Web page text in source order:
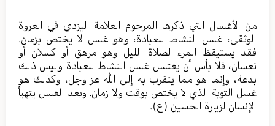
من الأغسال التي ذكرها المرحوم العلامة اليزدي في العروة
الوثقى، غسل النشاط للعبادة، وهو غسل لا يختص بزمان.
فقد يستيقظ المرء لصلاة الليل وهو مرهق أو كسلان أو
نعسان، فلا بأس أن يغتسل غسل النشاط للعبادة وليس ذلك
بدعة، وإنما هو مما يتقرب به إلى الله عز وجل، وكذلك هو
غسل التوبة الذي لا يختص بوقت ولا زمان. وبعد الغسل يتهيأ
الإنسان لزيارة الحسين (ع).